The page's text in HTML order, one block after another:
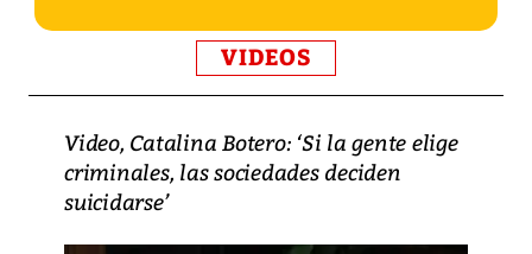
VIDEOS
Video, Catalina Botero: ‘Si la gente elige
criminales, las sociedades deciden
suicidarse’